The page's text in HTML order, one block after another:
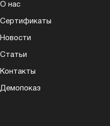
О нас
Сертификаты
Новости
Статьи
Контакты
Демопоказ